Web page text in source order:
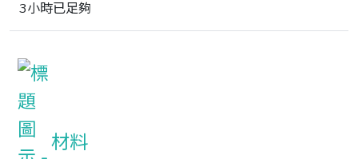
3小時已足夠
材料